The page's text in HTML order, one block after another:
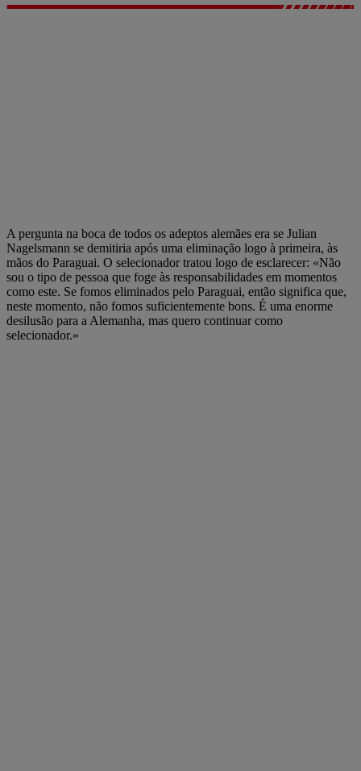
A pergunta na boca de todos os adeptos alemães era se Julian
Nagelsmann se demitiria após uma eliminação logo à primeira, às
mãos do Paraguai. O selecionador tratou logo de esclarecer: «Não
sou o tipo de pessoa que foge às responsabilidades em momentos
como este. Se fomos eliminados pelo Paraguai, então significa que,
neste momento, não fomos suficientemente bons. É uma enorme
desilusão para a Alemanha, mas quero continuar como
selecionador.»